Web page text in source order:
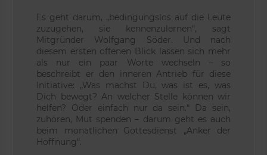
Es geht darum, „bedingungslos auf die Leute
zuzugehen, sie kennenzulernen“, sagt
Mitgründer Wolfgang Söder. Und nach
diesem ersten offenen Blick lassen sich mehr
als nur ein paar Worte wechseln – so
beschreibt er den inneren Antrieb für diese
Initiative: „Was machst Du, was ist es, was
Dich bewegt? An welcher Stelle können wir
helfen? Oder einfach nur da sein.“ Da sein,
zuhören, Mut spenden – darum geht es auch
beim monatlichen Gottesdienst „Anker der
Hoffnung“.